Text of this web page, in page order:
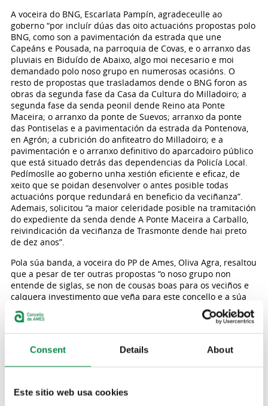
Consent Details About
Este sitio web usa cookies
A voceira do BNG, Escarlata Pampín, agradeceulle ao
goberno “por incluír dúas das oito actuacións propostas polo
BNG, como son a pavimentación da estrada que une
Capeáns e Pousada, na parroquia de Covas, e o arranxo das
pluviais en Biduído de Abaixo, algo moi necesario e moi
demandado polo noso grupo en numerosas ocasións. O
resto de propostas que trasladamos dende o BNG foron as
obras da segunda fase da Casa da Cultura do Milladoiro; a
segunda fase da senda peonil dende Reino ata Ponte
Maceira; o arranxo da ponte de Suevos; arranxo da ponte
das Pontiselas e a pavimentación da estrada da Pontenova,
en Agrón; a cubrición do anfiteatro do Milladoiro; e a
pavimentación e o arranxo definitivo do aparcadoiro público
que está situado detrás das dependencias da Policía Local.
Pedímoslle ao goberno unha xestión eficiente e eficaz, de
xeito que se poidan desenvolver o antes posible todas
actuacións porque redundará en beneficio da veciñanza”.
Ademais, solicitou “a maior celeridade posible na tramitación
do expediente da senda dende A Ponte Maceira a Carballo,
reivindicación da veciñanza de Trasmonte dende hai preto
de dez anos”.
Pola súa banda, a voceira do PP de Ames, Oliva Agra, resaltou
que a pesar de ter outras propostas “o noso grupo non
entende de siglas, se non de cousas boas para os veciños e
calquera investimento que veña para este concello e a súa
veciñanza vai ser aplaudido polo Partido Popular de Ames.
Por primeira vez nos últimos anos temos unha partida para
a varias obras repartidas ao longo do noso municipio. Son 19
proxectos, aínda que o que realmente aprobamos son seis
adiante se a Deputación nos dá unha maior achega a través
do plan adicional. Dende o Partido Popular fixemos 22